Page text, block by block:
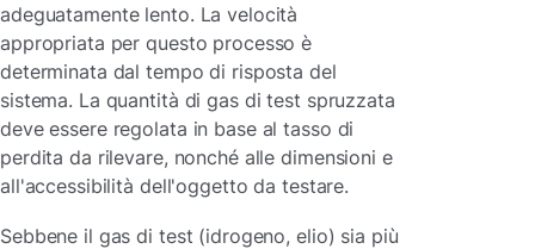
adeguatamente lento. La velocità
appropriata per questo processo è
determinata dal tempo di risposta del
sistema. La quantità di gas di test spruzzata
deve essere regolata in base al tasso di
perdita da rilevare, nonché alle dimensioni e
all'accessibilità dell'oggetto da testare.
Sebbene il gas di test (idrogeno, elio) sia più